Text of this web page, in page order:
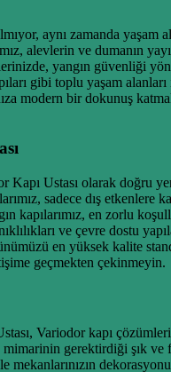
aynı zamanda
alevlerin ve dumanın
yangın güvenliği
gibi toplu yaşam
modern bir dokunuş
Kapı Ustası olarak
sadece dış
kapılarımız, en zorlu
ve çevre dostu
en yüksek kalite
geçmekten çekinmeyin.
Variodor kapı
gerektirdiği şık